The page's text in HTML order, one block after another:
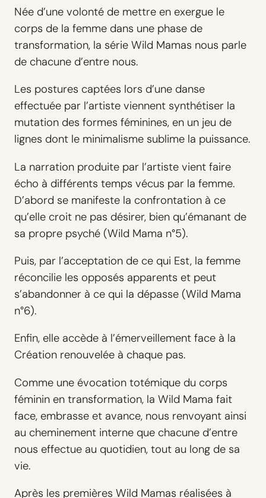
Née d’une volonté de mettre en exergue le
corps de la femme dans une phase de
transformation, la série Wild Mamas nous parle
de chacune d’entre nous.
Les postures captées lors d’une danse
effectuée par l’artiste viennent synthétiser la
mutation des formes féminines, en un jeu de
lignes dont le minimalisme sublime la puissance.
La narration produite par l’artiste vient faire
écho à différents temps vécus par la femme.
D’abord se manifeste la confrontation à ce
qu’elle croit ne pas désirer, bien qu’émanant de
sa propre psyché (Wild Mama n°5).
Puis, par l’acceptation de ce qui Est, la femme
réconcilie les opposés apparents et peut
s’abandonner à ce qui la dépasse (Wild Mama
n°6).
Enfin, elle accède à l’émerveillement face à la
Création renouvelée à chaque pas.
Comme une évocation totémique du corps
féminin en transformation, la Wild Mama fait
face, embrasse et avance, nous renvoyant ainsi
au cheminement interne que chacune d’entre
nous effectue au quotidien, tout au long de sa
vie.
Après les premières Wild Mamas réalisées à